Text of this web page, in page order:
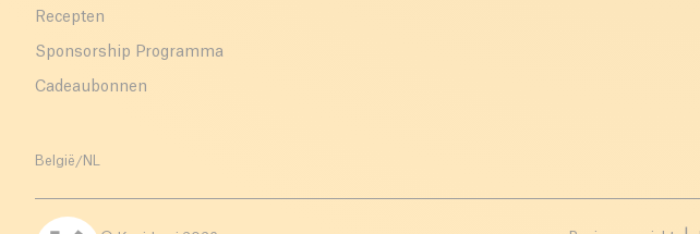
Recepten
Sponsorship Programma
Cadeaubonnen
België /NL